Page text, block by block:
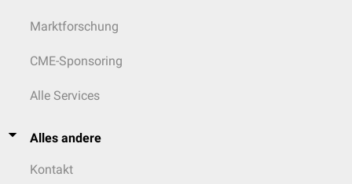
Marktforschung
CME-Sponsoring
Alle Services
Alles andere
Kontakt